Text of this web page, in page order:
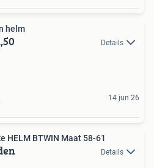
helm
Details
14 jun 26
HELM BTWIN Maat 58-61
Details